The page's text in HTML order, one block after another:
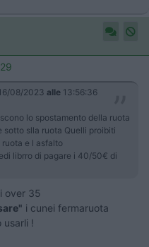
08/2023 alle 13:56:36
lo spostamento della ruota
sotto slla ruota Quelli proibiti
e l asfalto
librro di pagare i 40/50€ di
over 35
i cunei fermaruota
!